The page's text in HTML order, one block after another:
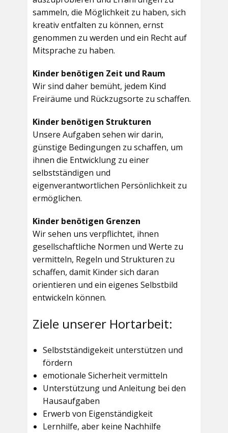
sammeln, die Möglichkeit zu haben, sich
kreativ entfalten zu können, ernst
genommen zu werden und ein Recht auf
Mitsprache zu haben.
Kinder benötigen Zeit und Raum
Wir sind daher bemüht, jedem Kind
Freiräume und Rückzugsorte zu schaffen.
Kinder benötigen Strukturen
Unsere Aufgaben sehen wir darin,
günstige Bedingungen zu schaffen, um
ihnen die Entwicklung zu einer
selbstständigen und
eigenverantwortlichen Persönlichkeit zu
ermöglichen.
Kinder benötigen Grenzen
Wir sehen uns verpflichtet, ihnen
gesellschaftliche Normen und Werte zu
vermitteln, Regeln und Strukturen zu
schaffen, damit Kinder sich daran
orientieren und ein eigenes Selbstbild
entwickeln können.
Ziele unserer Hortarbeit:
Selbstständigekeit unterstützen und
fördern
emotionale Sicherheit vermitteln
Unterstützung und Anleitung bei den
Hausaufgaben
Erwerb von Eigenständigkeit
Lernhilfe, aber keine Nachhilfe